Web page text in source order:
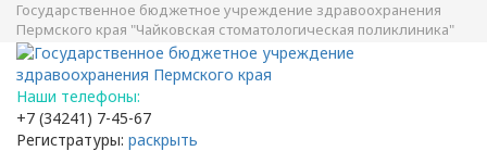
Государственное бюджетное учреждение здравоохранения
Пермского края "Чайковская стоматологическая поликлиника"
Наши телефоны:
+7 (34241) 7-45-67
Регистратуры: раскрыть